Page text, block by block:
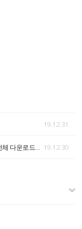
19.12.31
2020년 화물자동차 안전운임고시(전체 다운로드-pdf) 19.12.30